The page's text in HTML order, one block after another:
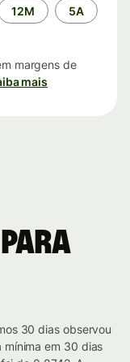
12M 5A
margens de
mais
para
30 dias observou
em 30 dias